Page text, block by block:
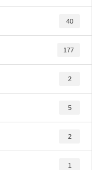
40
177
2
5
2
1